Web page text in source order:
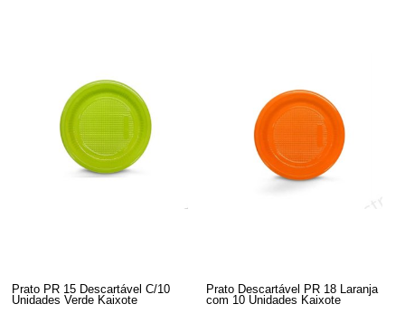
Prato PR 15 Descartável C/10
Unidades Verde Kaixote
Prato Descartável PR 18 Laranja
com 10 Unidades Kaixote